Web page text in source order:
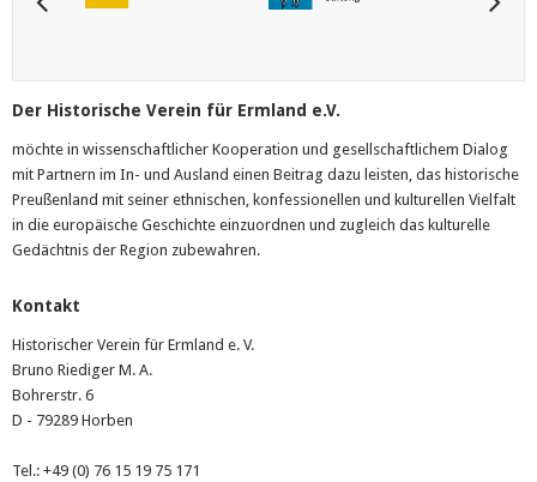
Der Historische Verein für Ermland e.V.
möchte in wissenschaftlicher Kooperation und gesellschaftlichem Dialog
mit Partnern im In- und Ausland einen Beitrag dazu leisten, das historische
Preußenland mit seiner ethnischen, konfessionellen und kulturellen Vielfalt
in die europäische Geschichte einzuordnen und zugleich das kulturelle
Gedächtnis der Region zubewahren.
Kontakt
Historischer Verein für Ermland e. V.
Bruno Riediger M. A.
Bohrerstr. 6
D - 79289 Horben
Tel.: +49 (0) 76 15 19 75 171